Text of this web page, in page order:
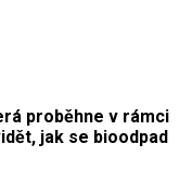
proběhne v rámci
jak se bioodpad